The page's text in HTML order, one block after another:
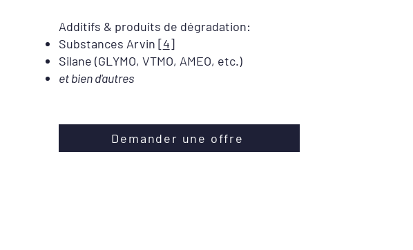
Additifs & produits de dégradation​:
Substances Arvin [4]
Silane (GLYMO, VTMO, AMEO, etc.)
et bien d'autres
Demander une offre